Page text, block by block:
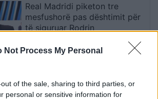
Not Process My Personal
of the sale, sharing to third parties, or
personal or sensitive information for
Real Madridi piketon tre
mesfushorë pas dështimit për
të siguruar Rodrin
përballet me papërgjegjësi
totale